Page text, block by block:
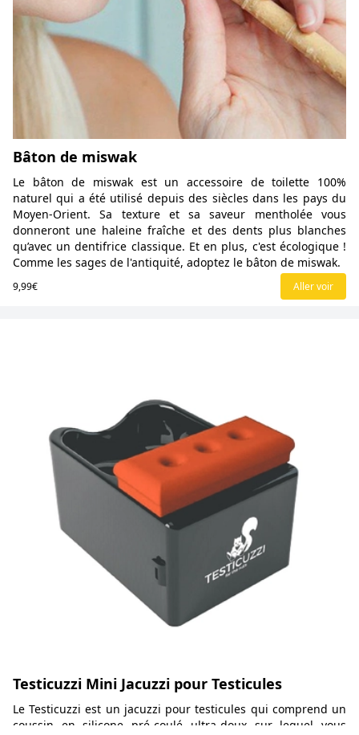
Bâton de miswak
Le bâton de miswak est un accessoire de toilette 100%
naturel qui a été utilisé depuis des siècles dans les pays du
Moyen-Orient. Sa texture et sa saveur mentholée vous
donneront une haleine fraîche et des dents plus blanches
qu’avec un dentifrice classique. Et en plus, c'est écologique !
Comme les sages de l'antiquité, adoptez le bâton de miswak.
9,99€ Aller voir
Testicuzzi Mini Jacuzzi pour Testicules
Le Testicuzzi est un jacuzzi pour testicules qui comprend un
coussin en silicone pré-coulé ultra-doux sur lequel vous